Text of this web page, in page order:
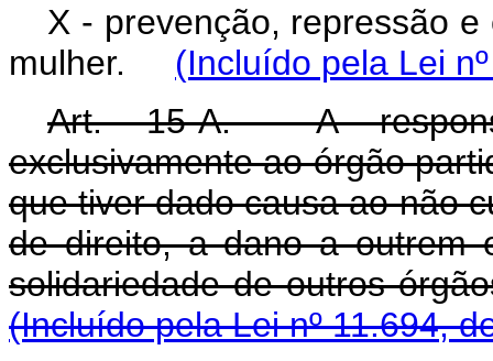
X - prevenção, repressão
mulher. (Incluído pela Lei
Art. 15-A. A
exclusivamente ao órgão
que tiver dado causa ao não
de direito, a dano a outrem
solidariedade de
(Incluído pela Lei nº 11.694,